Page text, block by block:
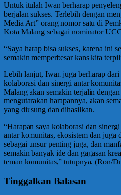
Untuk itulah Iwan berharap
berjalan sukses. Terlebih dengan
Media Art” orang nomor satu di
Kota Malang sebagai nominator
“Saya harap bisa sukses, karena ini
semakin memperbesar kans kita
Lebih lanjut, Iwan juga berharap
kolaborasi dan sinergi antar
Malang akan semakin terjalin
mengutarakan harapannya, akan
yang diusung dan dihasilkan.
“Harapan saya kolaborasi dan
antar komunitas, ekosistem dan juga
sebagai unsur penting juga, dan
semakin banyak ide dan gagasan
teman komunitas,” tutupnya. (Ron/
Tinggalkan Balasan